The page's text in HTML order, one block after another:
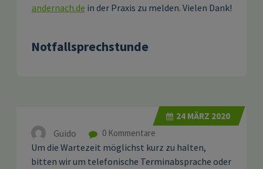
andernach.de in der Praxis zu melden. Vielen Dank!
Notfallsprechstunde
24 MÄRZ 2020
Guido 0 Kommentare
Um die Wartezeit möglichst kurz zu halten,
bitten wir um telefonische Terminabsprache oder